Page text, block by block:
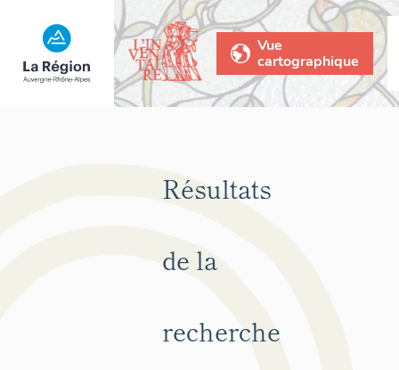
Vue
cartographique
Résultats
de la
recherche